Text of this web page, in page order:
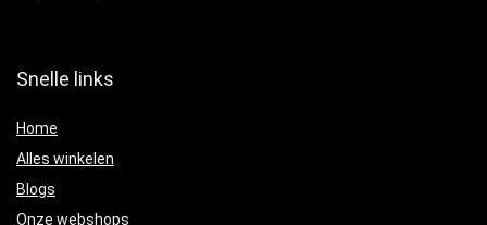
Snelle links
Home
Alles winkelen
Blogs
Onze webshops